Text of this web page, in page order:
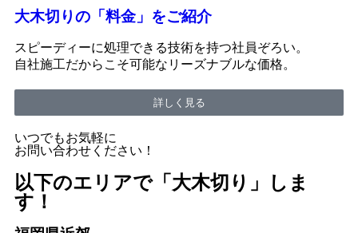
大木切りの「料金」をご紹介
スピーディーに処理できる技術を持つ社員ぞろい。
自社施工だからこそ可能なリーズナブルな価格。
詳しく見る
いつでもお気軽に
お問い合わせください！
以下のエリアで「大木切り」しま
す！